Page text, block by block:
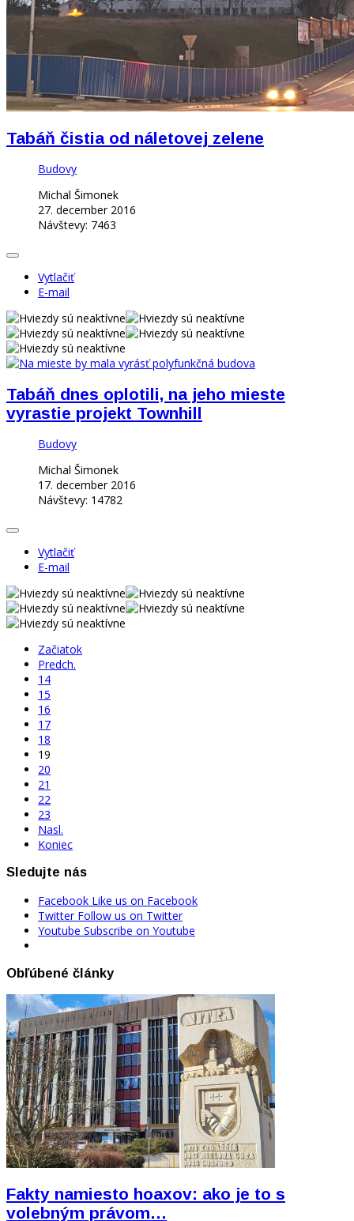
Tabáň čistia od náletovej zelene
Budovy
Michal Šimonek
27. december 2016
Návštevy: 7463
Vytlačiť
E-mail
Tabáň dnes oplotili, na jeho mieste
vyrastie projekt Townhill
Budovy
Michal Šimonek
17. december 2016
Návštevy: 14782
Vytlačiť
E-mail
Začiatok
Predch.
14
15
16
17
18
19
20
21
22
23
Nasl.
Koniec
Sledujte nás
Facebook Like us on Facebook
Twitter Follow us on Twitter
Youtube Subscribe on Youtube
Obľúbené články
Fakty namiesto hoaxov: ako je to s
volebným právom…